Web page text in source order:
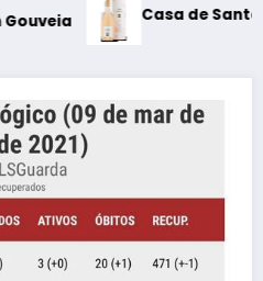
Casa de Santar Vinhos